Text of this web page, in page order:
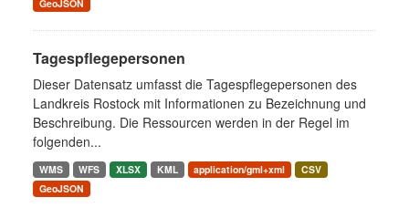
GeoJSON
Tagespflegepersonen
Dieser Datensatz umfasst die Tagespflegepersonen des
Landkreis Rostock mit Informationen zu Bezeichnung und
Beschreibung. Die Ressourcen werden in der Regel im
folgenden...
WMS WFS XLSX KML application/gml+xml
CSV
GeoJSON